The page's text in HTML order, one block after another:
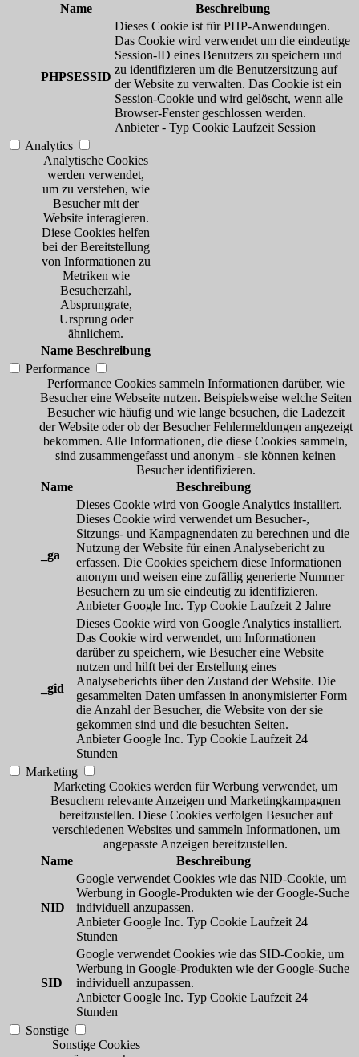
Name
Beschreibung
PHPSESSID
Dieses Cookie ist für PHP-Anwendungen.
Das Cookie wird verwendet um die eindeutige
Session-ID eines Benutzers zu speichern und
zu identifizieren um die Benutzersitzung auf
der Website zu verwalten. Das Cookie ist ein
Session-Cookie und wird gelöscht, wenn alle
Browser-Fenster geschlossen werden.
Anbieter - Typ Cookie Laufzeit Session
Analytics
Analytische Cookies
werden verwendet,
um zu verstehen, wie
Besucher mit der
Website interagieren.
Diese Cookies helfen
bei der Bereitstellung
von Informationen zu
Metriken wie
Besucherzahl,
Absprungrate,
Ursprung oder
ähnlichem.
Name Beschreibung
Performance
Performance Cookies sammeln Informationen darüber, wie
Besucher eine Webseite nutzen. Beispielsweise welche Seiten
Besucher wie häufig und wie lange besuchen, die Ladezeit
der Website oder ob der Besucher Fehlermeldungen angezeigt
bekommen. Alle Informationen, die diese Cookies sammeln,
sind zusammengefasst und anonym - sie können keinen
Besucher identifizieren.
Name
Beschreibung
_ga
Dieses Cookie wird von Google Analytics installiert.
Dieses Cookie wird verwendet um Besucher-,
Sitzungs- und Kampagnendaten zu berechnen und die
Nutzung der Website für einen Analysebericht zu
erfassen. Die Cookies speichern diese Informationen
anonym und weisen eine zufällig generierte Nummer
Besuchern zu um sie eindeutig zu identifizieren.
Anbieter Google Inc. Typ Cookie Laufzeit 2 Jahre
_gid
Dieses Cookie wird von Google Analytics installiert.
Das Cookie wird verwendet, um Informationen
darüber zu speichern, wie Besucher eine Website
nutzen und hilft bei der Erstellung eines
Analyseberichts über den Zustand der Website. Die
gesammelten Daten umfassen in anonymisierter Form
die Anzahl der Besucher, die Website von der sie
gekommen sind und die besuchten Seiten.
Anbieter Google Inc. Typ Cookie Laufzeit 24
Stunden
Marketing
Marketing Cookies werden für Werbung verwendet, um
Besuchern relevante Anzeigen und Marketingkampagnen
bereitzustellen. Diese Cookies verfolgen Besucher auf
verschiedenen Websites und sammeln Informationen, um
angepasste Anzeigen bereitzustellen.
Name
Beschreibung
NID
Google verwendet Cookies wie das NID-Cookie, um
Werbung in Google-Produkten wie der Google-Suche
individuell anzupassen.
Anbieter Google Inc. Typ Cookie Laufzeit 24
Stunden
SID
Google verwendet Cookies wie das SID-Cookie, um
Werbung in Google-Produkten wie der Google-Suche
individuell anzupassen.
Anbieter Google Inc. Typ Cookie Laufzeit 24
Stunden
Sonstige
Sonstige Cookies